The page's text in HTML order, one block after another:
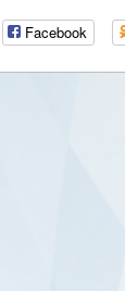
Facebook